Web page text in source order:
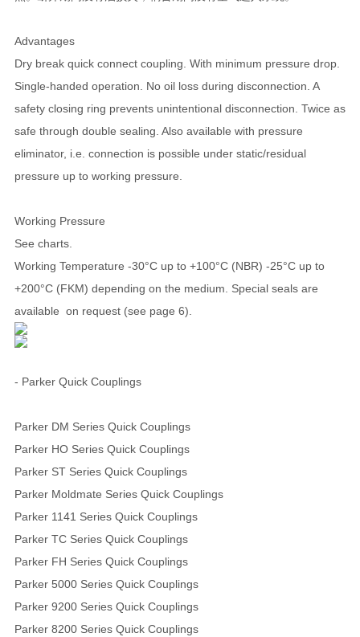
Advantages
Dry break quick connect coupling. With minimum pressure drop.
Single-handed operation. No oil loss during disconnection. A
safety closing ring prevents unintentional disconnection. Twice as
safe through double sealing. Also available with pressure
eliminator, i.e. connection is possible under static/residual
pressure up to working pressure.
Working Pressure
See charts.
Working Temperature -30°C up to +100°C (NBR) -25°C up to
+200°C (FKM) depending on the medium. Special seals are
available on request (see page 6).
- Parker Quick Couplings
Parker DM Series Quick Couplings
Parker HO Series Quick Couplings
Parker ST Series Quick Couplings
Parker Moldmate Series Quick Couplings
Parker 1141 Series Quick Couplings
Parker TC Series Quick Couplings
Parker FH Series Quick Couplings
Parker 5000 Series Quick Couplings
Parker 9200 Series Quick Couplings
Parker 8200 Series Quick Couplings